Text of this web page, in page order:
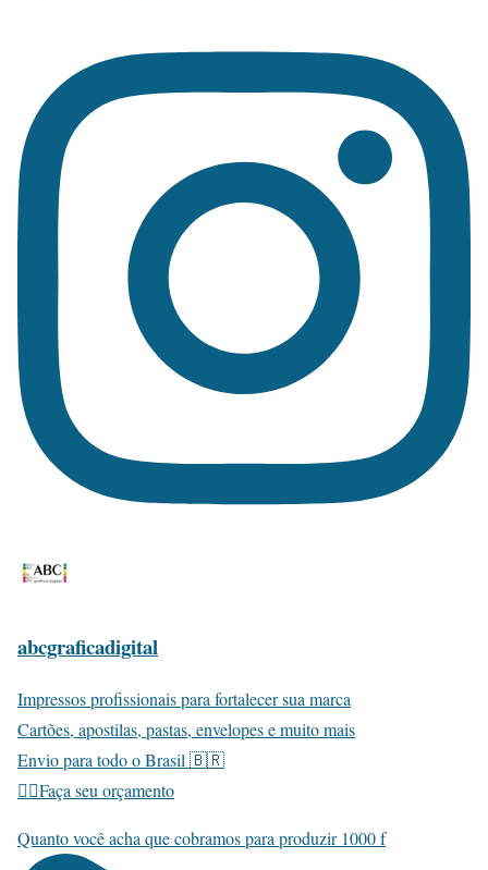
abcgraficadigital
Impressos profissionais para fortalecer sua marca
Cartões, apostilas, pastas, envelopes e muito mais
Envio para todo o Brasil 🇧🇷
👇🏽Faça seu orçamento
Quanto você acha que cobramos para produzir 1000 f